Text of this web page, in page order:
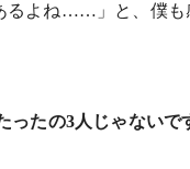
るよね……」と、僕も
ったの3人じゃないで